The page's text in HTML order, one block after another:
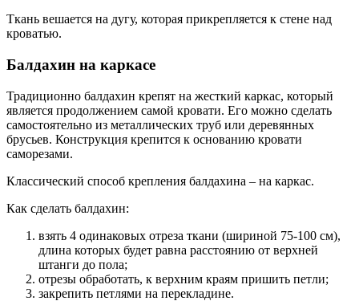
Ткань вешается на дугу, которая прикрепляется к стене над
кроватью.
Балдахин на каркасе
Традиционно балдахин крепят на жесткий каркас, который
является продолжением самой кровати. Его можно сделать
самостоятельно из металлических труб или деревянных
брусьев. Конструкция крепится к основанию кровати
саморезами.
Классический способ крепления балдахина – на каркас.
Как сделать балдахин:
взять 4 одинаковых отреза ткани (шириной 75-100 см),
длина которых будет равна расстоянию от верхней
штанги до пола;
отрезы обработать, к верхним краям пришить петли;
закрепить петлями на перекладине.